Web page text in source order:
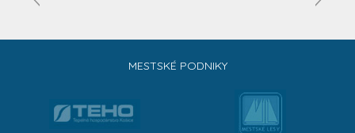
MESTSKÉ PODNIKY